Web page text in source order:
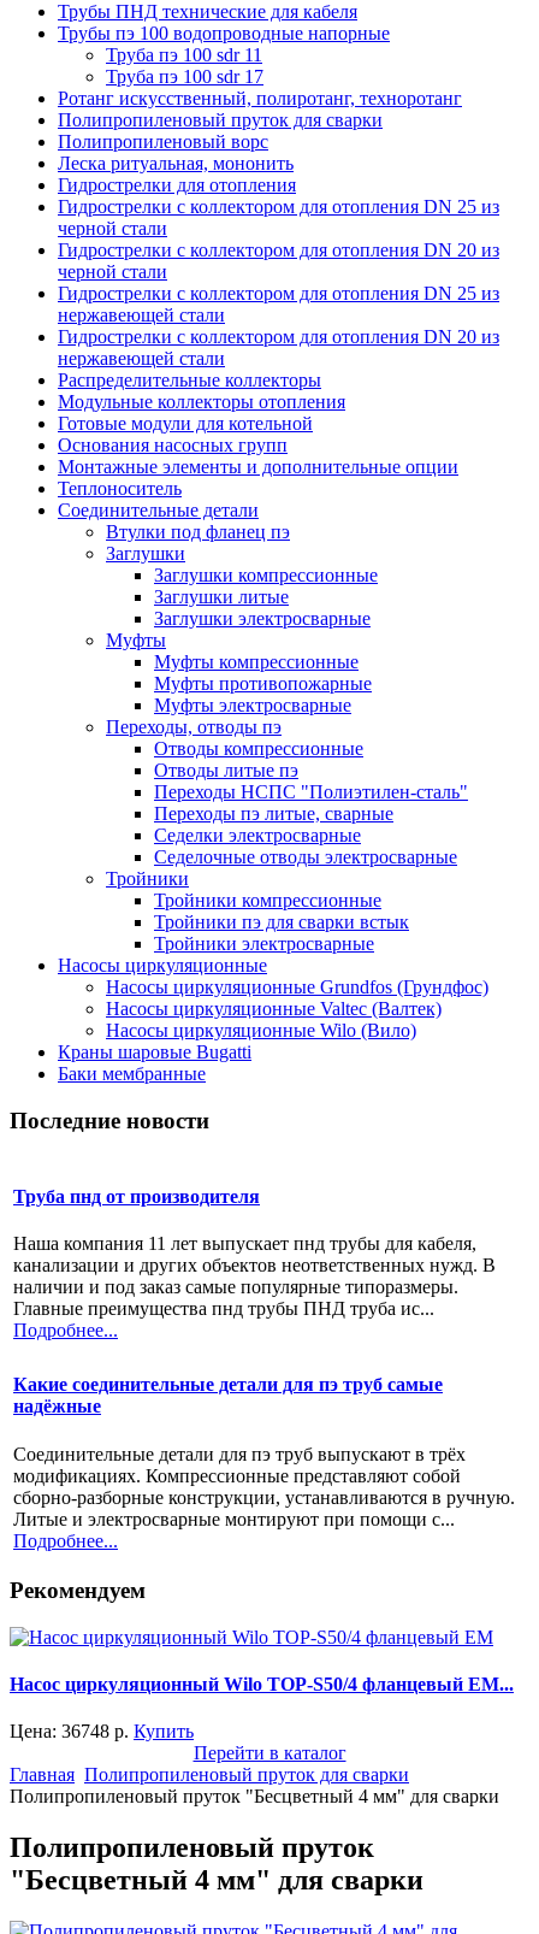
Трубы ПНД технические для кабеля
Трубы пэ 100 водопроводные напорные
Труба пэ 100 sdr 11
Труба пэ 100 sdr 17
Ротанг искусственный, полиротанг, техноротанг
Полипропиленовый пруток для сварки
Полипропиленовый ворс
Леска ритуальная, мононить
Гидрострелки для отопления
Гидрострелки с коллектором для отопления DN 25 из
черной стали
Гидрострелки с коллектором для отопления DN 20 из
черной стали
Гидрострелки с коллектором для отопления DN 25 из
нержавеющей стали
Гидрострелки с коллектором для отопления DN 20 из
нержавеющей стали
Распределительные коллекторы
Модульные коллекторы отопления
Готовые модули для котельной
Основания насосных групп
Монтажные элементы и дополнительные опции
Теплоноситель
Соединительные детали
Втулки под фланец пэ
Заглушки
Заглушки компрессионные
Заглушки литые
Заглушки электросварные
Муфты
Муфты компрессионные
Муфты противопожарные
Муфты электросварные
Переходы, отводы пэ
Отводы компрессионные
Отводы литые пэ
Переходы НСПС "Полиэтилен-сталь"
Переходы пэ литые, сварные
Седелки электросварные
Седелочные отводы электросварные
Тройники
Тройники компрессионные
Тройники пэ для сварки встык
Тройники электросварные
Насосы циркуляционные
Насосы циркуляционные Grundfos (Грундфос)
Насосы циркуляционные Valtec (Валтек)
Насосы циркуляционные Wilo (Вило)
Краны шаровые Bugatti
Баки мембранные
Последние новости
Труба пнд от производителя
Наша компания 11 лет выпускает пнд трубы для кабеля,
канализации и других объектов неответственных нужд. В
наличии и под заказ самые популярные типоразмеры.
Главные преимущества пнд трубы ПНД труба ис...
Подробнее...
Какие соединительные детали для пэ труб самые
надёжные
Соединительные детали для пэ труб выпускают в трёх
модификациях. Компрессионные представляют собой
сборно-разборные конструкции, устанавливаются в ручную.
Литые и электросварные монтируют при помощи с...
Подробнее...
Рекомендуем
Насос циркуляционный Wilo TOP-S50/4 фланцевый EM...
Цена: 36748 р. Купить
Перейти в каталог
Главная Полипропиленовый пруток для сварки
Полипропиленовый пруток "Бесцветный 4 мм" для сварки
Полипропиленовый пруток
"Бесцветный 4 мм" для сварки